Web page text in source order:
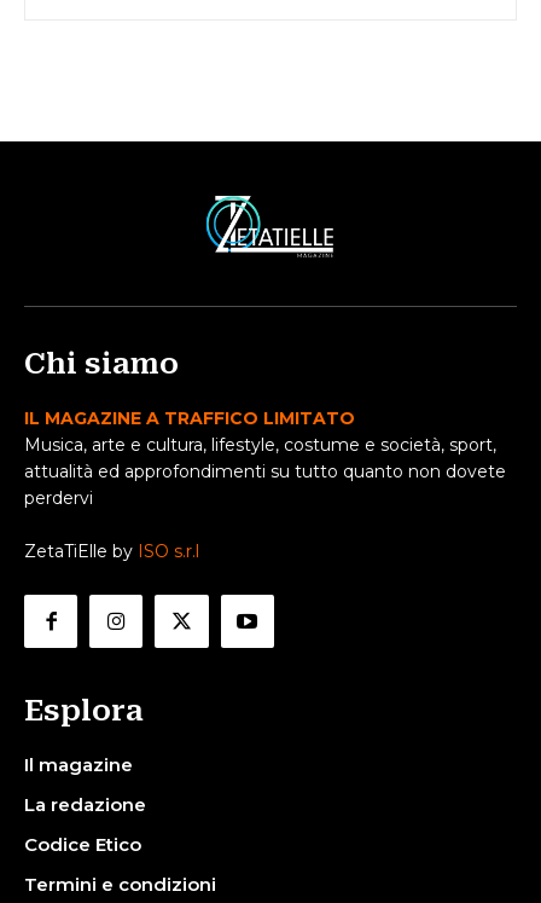
Chi siamo
IL MAGAZINE A TRAFFICO LIMITATO
Musica, arte e cultura, lifestyle, costume e società, sport,
attualità ed approfondimenti su tutto quanto non dovete
perdervi
ZetaTiElle by ISO s.r.l
Esplora
Il magazine
La redazione
Codice Etico
Termini e condizioni